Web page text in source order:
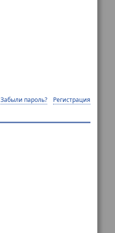
Забыли пароль? Регистрация